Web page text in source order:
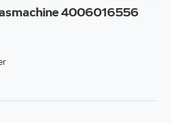
4006016556